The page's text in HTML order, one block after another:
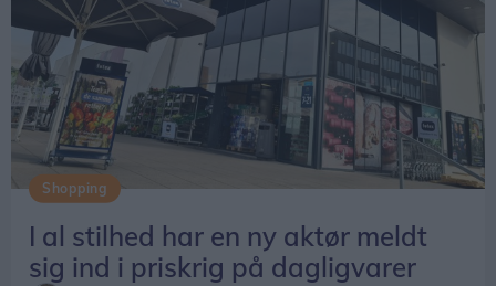
Shopping
I al stilhed har en ny aktør meldt
sig ind i priskrig på dagligvarer